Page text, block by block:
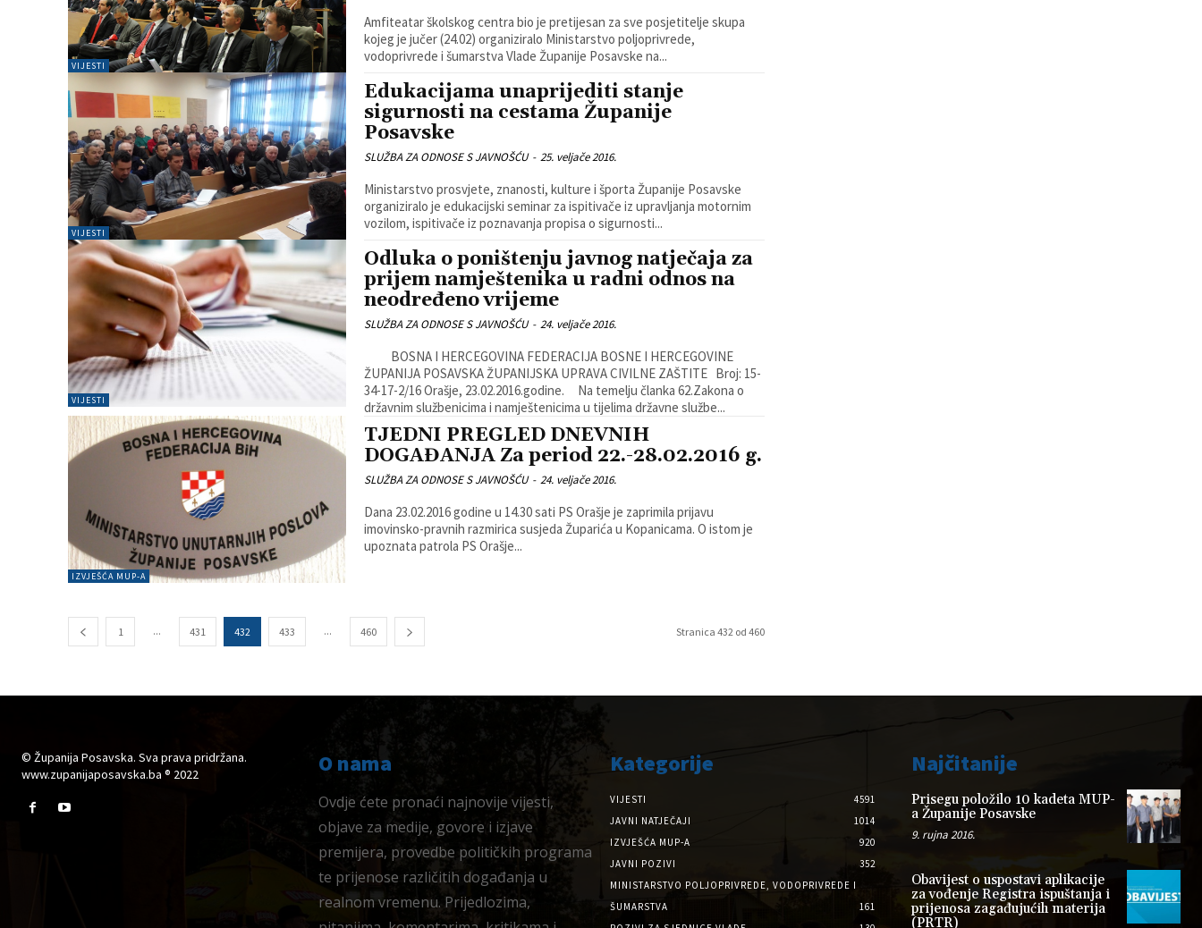
VIJESTI
Amfiteatar školskog centra bio je pretijesan za sve posjetitelje skupa
kojeg je jučer (24.02) organiziralo Ministarstvo poljoprivrede,
vodoprivrede i šumarstva Vlade Županije Posavske na...
VIJESTI
Edukacijama unaprijediti stanje
sigurnosti na cestama Županije
Posavske
SLUŽBA ZA ODNOSE S JAVNOŠĆU - 25. veljače 2016.
Ministarstvo prosvjete, znanosti, kulture i športa Županije Posavske
organiziralo je edukacijski seminar za ispitivače iz upravljanja motornim
vozilom, ispitivače iz poznavanja propisa o sigurnosti...
VIJESTI
Odluka o poništenju javnog natječaja za
prijem namještenika u radni odnos na
neodređeno vrijeme
SLUŽBA ZA ODNOSE S JAVNOŠĆU - 24. veljače 2016.
ŽUPANIJA POSAVSKA ŽUPANIJSKA UPRAVA CIVILNE ZAŠTITE Broj: 15-
34-17-2/16 Orašje, 23.02.2016.godine. Na temelju članka 62.Zakona o
državnim službenicima i namještenicima u tijelima državne službe...
IZVJEŠĆA MUP-A
TJEDNI PREGLED DNEVNIH
DOGAĐANJA Za period 22.-28.02.2016 g.
SLUŽBA ZA ODNOSE S JAVNOŠĆU - 24. veljače 2016.
Dana 23.02.2016 godine u 14.30 sati PS Orašje je zaprimila prijavu
imovinsko-pravnih razmirica susjeda Župarića u Kopanicama. O istom je
upoznata patrola PS Orašje...
1 ... 431 432 433 ... 460 Stranica 432 od 460
© Županija Posavska. Sva prava pridržana.
www.zupanijaposavska.ba ® 2022
O nama
Ovdje ćete pronaći najnovije vijesti,
objave za medije, govore i izjave
premijera, provedbe političkih programa
te prijenose različitih događanja u
realnom vremenu. Prijedlozima,
Kategorije
VIJESTI
4591
JAVNI NATJEČAJI
1014
IZVJEŠĆA MUP-A
920
JAVNI POZIVI
352
MINISTARSTVO POLJOPRIVREDE, VODOPRIVREDE I
ŠUMARSTVA
161
Najčitanije
Prisegu položilo 10 kadeta MUP-
a Županije Posavske
9. rujna 2016.
Obavijest o uspostavi aplikacije
za vođenje Registra ispuštanja i
prijenosa zagađujućih materija
(PRTR)